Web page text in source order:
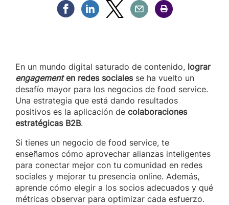
Compartir Facebook
Compartir Linkedin
Compartir Twitter
Compartir Email
Compartir Imprimir
En un mundo digital saturado de contenido, lograr
engagementen redes socialesse ha vuelto un
desafío mayor para los negocios de food service.
Una estrategia que está dando resultados
positivos es la aplicación de colaboraciones
estratégicas B2B.
Si tienes un negocio de food service, te
enseñamos cómo aprovechar alianzas inteligentes
para conectar mejor con tu comunidad en redes
sociales y mejorar tu presencia online. Además,
aprende cómo elegir a los socios adecuados y qué
métricas observar para optimizar cada esfuerzo.